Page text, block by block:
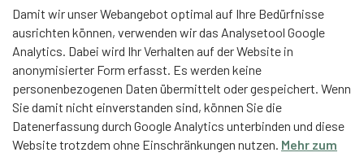
Damit wir unser Webangebot optimal auf Ihre Bedürfnisse
ausrichten können, verwenden wir das Analysetool Google
Analytics. Dabei wird Ihr Verhalten auf der Website in
anonymisierter Form erfasst. Es werden keine
personenbezogenen Daten übermittelt oder gespeichert. Wenn
Sie damit nicht einverstanden sind, können Sie die
Datenerfassung durch Google Analytics unterbinden und diese
Website trotzdem ohne Einschränkungen nutzen. Mehr zum
Partner
Contentpartner